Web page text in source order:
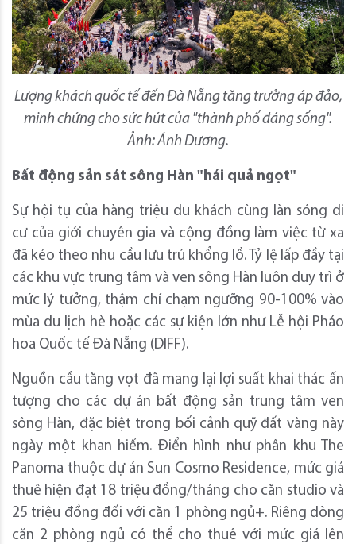
Lượng khách quốc tế đến Đà Nẵng tăng trưởng áp đảo,
minh chứng cho sức hút của "thành phố đáng sống".
Ảnh: Ánh Dương.
Bất động sản sát sông Hàn "hái quả ngọt"
Sự hội tụ của hàng triệu du khách cùng làn sóng di
cư của giới chuyên gia và cộng đồng làm việc từ xa
đã kéo theo nhu cầu lưu trú khổng lồ. Tỷ lệ lấp đầy tại
các khu vực trung tâm và ven sông Hàn luôn duy trì ở
mức lý tưởng, thậm chí chạm ngưỡng 90-100% vào
mùa du lịch hè hoặc các sự kiện lớn như Lễ hội Pháo
hoa Quốc tế Đà Nẵng (DIFF).
Nguồn cầu tăng vọt đã mang lại lợi suất khai thác ấn
tượng cho các dự án bất động sản trung tâm ven
sông Hàn, đặc biệt trong bối cảnh quỹ đất vàng này
ngày một khan hiếm. Điển hình như phân khu The
Panoma thuộc dự án Sun Cosmo Residence, mức giá
thuê hiện đạt 18 triệu đồng/tháng cho căn studio và
25 triệu đồng đối với căn 1 phòng ngủ+. Riêng dòng
căn 2 phòng ngủ có thể cho thuê với mức giá lên